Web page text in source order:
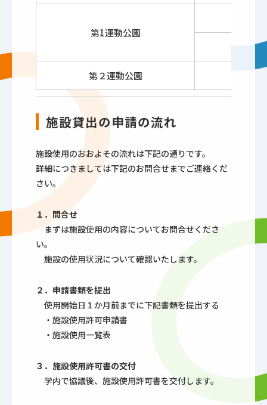
第1運動公園
フッ
第２運動公園
施設貸出の申請の流れ
施設使用のおおよその流れは下記の通りです。
詳細につきましては下記のお問合せまでご連絡くだ
さい。
１．問合せ
まずは施設使用の内容についてお問合せくださ
い。
施設の使用状況について確認いたします。
２．申請書類を提出
使用開始日１か月前までに下記書類を提出する
・施設使用許可申請書
・施設使用一覧表
３．施設使用許可書の交付
学内で協議後、施設使用許可書を交付します。